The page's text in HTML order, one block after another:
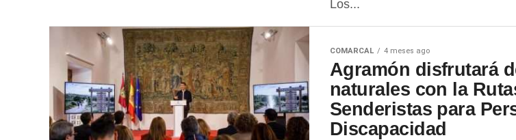
Los...
COMARCAL 4 meses ago
Agramón disfrutará
naturales con la
Senderistas para
Discapacidad